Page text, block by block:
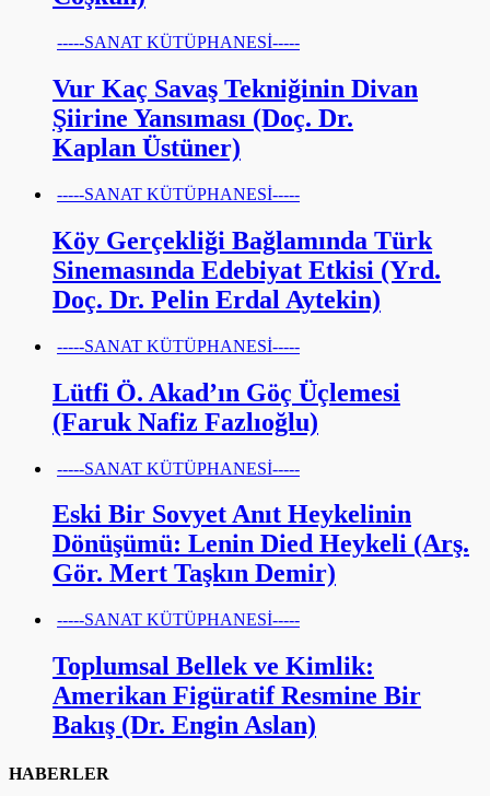
-----SANAT KÜTÜPHANESİ-----
Vur Kaç Savaş Tekniğinin Divan
Şiirine Yansıması (Doç. Dr.
Kaplan Üstüner)
-----SANAT KÜTÜPHANESİ-----
Köy Gerçekliği Bağlamında Türk
Sinemasında Edebiyat Etkisi (Yrd.
Doç. Dr. Pelin Erdal Aytekin)
-----SANAT KÜTÜPHANESİ-----
Lütfi Ö. Akad’ın Göç Üçlemesi
(Faruk Nafiz Fazlıoğlu)
-----SANAT KÜTÜPHANESİ-----
Eski Bir Sovyet Anıt Heykelinin
Dönüşümü: Lenin Died Heykeli (Arş.
Gör. Mert Taşkın Demir)
-----SANAT KÜTÜPHANESİ-----
Toplumsal Bellek ve Kimlik:
Amerikan Figüratif Resmine Bir
Bakış (Dr. Engin Aslan)
HABERLER